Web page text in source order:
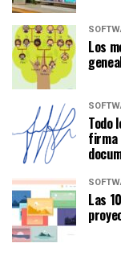
Los
Todo
firma
Las